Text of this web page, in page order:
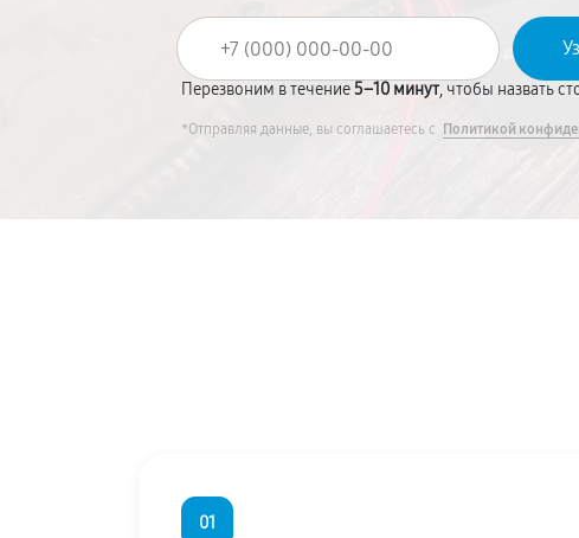
Перезвоним в течение 5–10 минут, чтобы назвать
*Отправляя данные, вы соглашаетесь с Политикой
01